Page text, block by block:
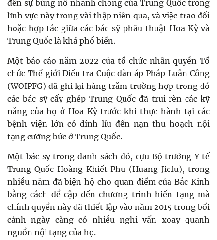
đến sự bùng nổ nhanh chóng của Trung Quốc trong
lĩnh vực này trong vài thập niên qua, và việc trao đổi
hoặc hợp tác giữa các bác sỹ phẫu thuật Hoa Kỳ và
Trung Quốc là khá phổ biến.
Một báo cáo năm 2022 của tổ chức nhân quyền Tổ
chức Thế giới Điều tra Cuộc đàn áp Pháp Luân Công
(WOIPFG) đã ghi lại hàng trăm trường hợp trong đó
các bác sỹ cấy ghép Trung Quốc đã trui rèn các kỹ
năng của họ ở Hoa Kỳ trước khi thực hành tại các
bệnh viện lớn có dính líu đến nạn thu hoạch nội
tạng cưỡng bức ở Trung Quốc.
Một bác sỹ trong danh sách đó, cựu Bộ trưởng Y tế
Trung Quốc Hoàng Khiết Phu (Huang Jiefu), trong
nhiều năm đã biện hộ cho quan điểm của Bắc Kinh
bằng cách đề cập đến chương trình hiến tạng mà
chính quyền này đã thiết lập vào năm 2015 trong bối
cảnh ngày càng có nhiều nghi vấn xoay quanh
nguồn nội tạng của họ.